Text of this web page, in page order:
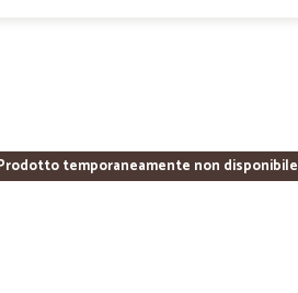
temporaneamente non disponibile